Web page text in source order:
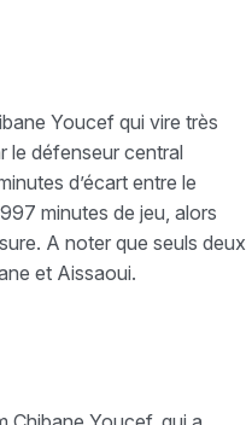
Youcef qui vire très
le défenseur central
d’écart entre le
minutes de jeu, alors
A noter que seuls deux
et Aissaoui.